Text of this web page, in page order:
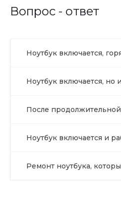
Вопрос - ответ
Ноутбук включается,
Ноутбук включается,
После
Ноутбук включается и
Ремонт ноутбука,